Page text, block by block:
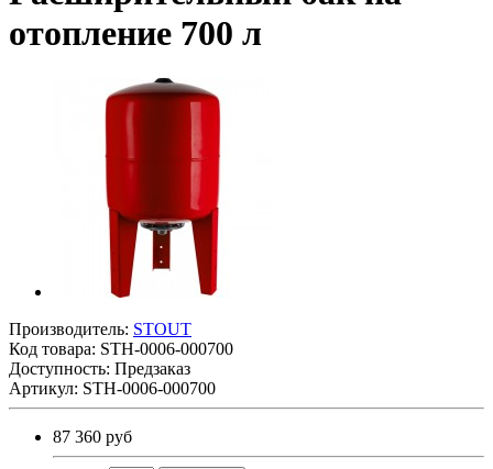
отопление 700 л
Производитель: STOUT
Код товара: STH-0006-000700
Доступность: Предзаказ
Артикул: STH-0006-000700
87 360 руб